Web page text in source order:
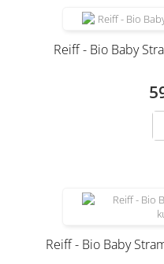
Reiff - Bio Baby
Reiff - Bio Baby